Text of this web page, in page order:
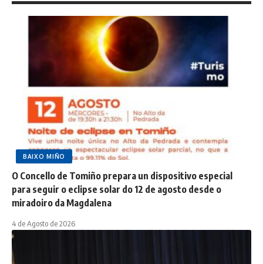
BAIXO MIÑO
O Concello de Tomiño prepara un dispositivo especial
para seguir o eclipse solar do 12 de agosto desde o
miradoiro da Magdalena
4 de Agosto de 2026